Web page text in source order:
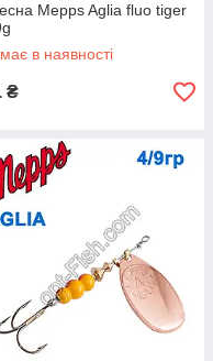
Mepps Aglia fluo tiger
в наявності
₴